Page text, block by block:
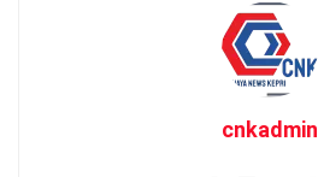
cnkadmin